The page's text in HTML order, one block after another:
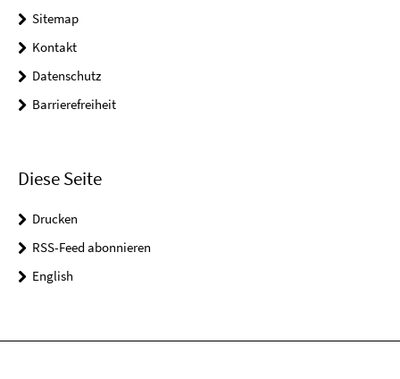
Sitemap
Kontakt
Datenschutz
Barrierefreiheit
Diese Seite
Drucken
RSS-Feed abonnieren
English